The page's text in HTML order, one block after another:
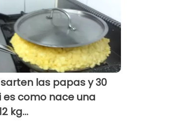
las papas y 30
es como nace una
kg...